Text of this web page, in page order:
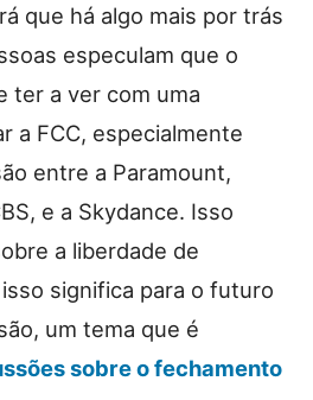
que há algo mais por trás
especulam que o
ter a ver com uma
a FCC, especialmente
entre a Paramount,
e a Skydance. Isso
a liberdade de
significa para o futuro
um tema que é
sobre o fechamento